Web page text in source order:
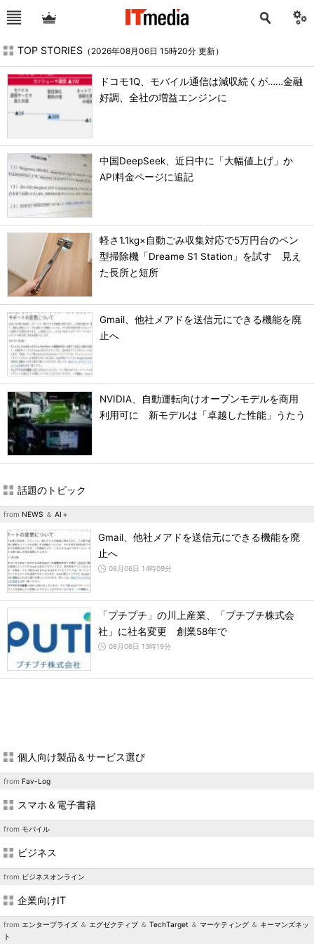
TOP STORIES （2026年08月06日 15時20分 更新）
ドコモ1Q、モバイル通信は減収続くが……金融
好調、全社の増益エンジンに
中国DeepSeek、近日中に「大幅値上げ」か
API料金ページに追記
軽さ1.1kg×自動ごみ収集対応で5万円台のペン
型掃除機「Dreame S1 Station」を試す 見え
た長所と短所
Gmail、他社メアドを送信元にできる機能を廃
止へ
NVIDIA、自動運転向けオープンモデルを商用
利用可に 新モデルは「卓越した性能」うたう
話題のトピック
from NEWS ＆ AI＋
Gmail、他社メアドを送信元にできる機能を廃
止へ
08月06日 14時09分
「プチプチ」の川上産業、「プチプチ株式会
社」に社名変更 創業58年で
08月06日 13時19分
個人向け製品＆サービス選び
from Fav-Log
スマホ＆電子書籍
from モバイル
ビジネス
from ビジネスオンライン
企業向けIT
from エンタープライズ ＆ エグゼクティブ ＆ TechTarget ＆ マーケティング ＆ キーマンズネッ
ト